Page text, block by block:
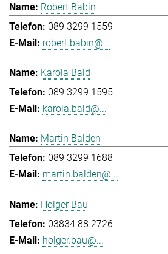
Robert Babin
089 3299 1559
robert.babin@...
Karola Bald
089 3299 1595
karola.bald@...
Martin Balden
089 3299 1688
martin.balden@...
Holger Bau
03834 88 2726
holger.bau@...